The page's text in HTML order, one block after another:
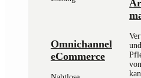
Omnichannel
eCommerce
und
von